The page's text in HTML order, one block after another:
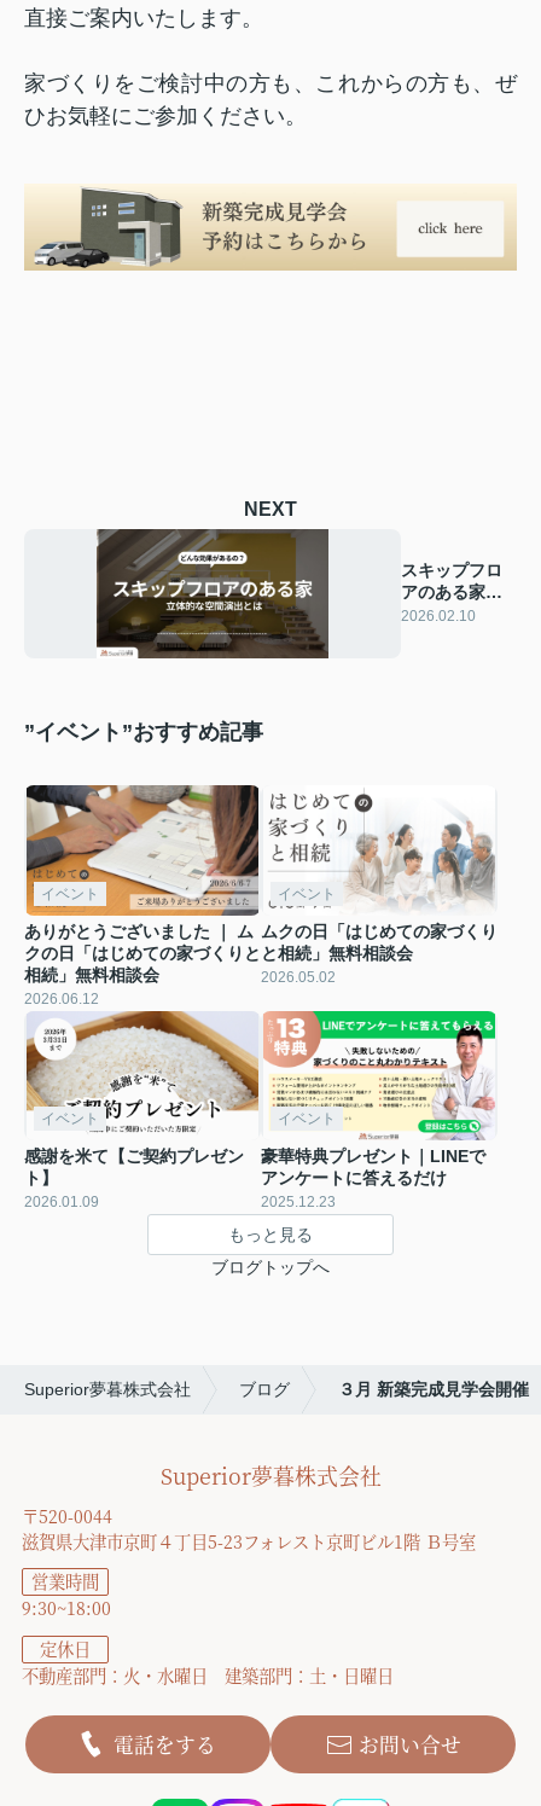
直接ご案内いたします。
家づくりをご検討中の方も、これからの方も、ぜ
ひお気軽にご参加ください。
NEXT
スキップフロ
アのある家｜
立体的な空間
2026.02.10
”イベント”おすすめ記事
イベント
ありがとうございました ｜ ム
クの日「はじめての家づくりと
相続」無料相談会
2026.06.12
イベント
ムクの日「はじめての家づくり
と相続」無料相談会
2026.05.02
イベント
感謝を米て【ご契約プレゼン
ト】
2026.01.09
イベント
豪華特典プレゼント｜LINEで
アンケートに答えるだけ
2025.12.23
もっと見る
ブログトップへ
Superior夢暮株式会社 ブログ ３月 新築完成見学会開催
Superior夢暮株式会社
〒520-0044
滋賀県大津市京町４丁目5-23フォレスト京町ビル1階 Ｂ号室
営業時間
9:30~18:00
定休日
不動産部門：火・水曜日 建築部門：土・日曜日
電話をする お問い合せ